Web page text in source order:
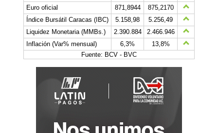
Euro oficial
871,8944
875,2170
Índice Bursátil Caracas (IBC)
5.158,98
5.256,49
Liquidez Monetaria (MMBs.)
2.390.884
2.466.946
Inflación (Var% mensual)
6,3%
13,8%
Fuente: BCV - BVC